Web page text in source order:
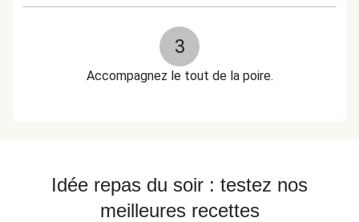
3
Accompagnez le tout de la poire.
Idée repas du soir : testez nos
meilleures recettes